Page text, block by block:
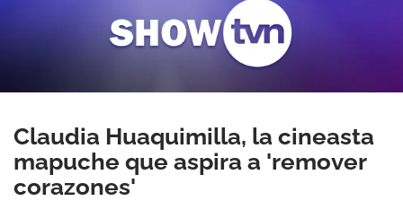
Claudia Huaquimilla, la cineasta
mapuche que aspira a 'remover
corazones'